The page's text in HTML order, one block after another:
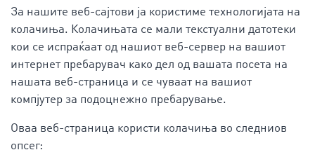
За нашите веб-сајтови ја користиме технологијата на
колачиња. Колачињата се мали текстуални датотеки
кои се испраќаат од нашиот веб-сервер на вашиот
интернет пребарувач како дел од вашата посета на
нашата веб-страница и се чуваат на вашиот
компјутер за подоцнежно пребарување.
Оваа веб-страница користи колачиња во следниов
опсег: